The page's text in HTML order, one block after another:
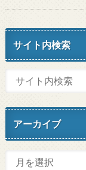
サイト内検索
アーカイブ